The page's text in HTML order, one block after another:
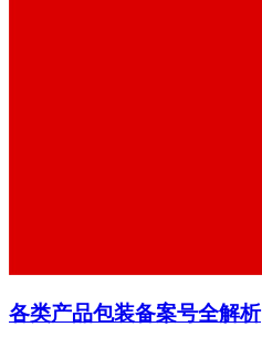
各类产品包装备案号全解析